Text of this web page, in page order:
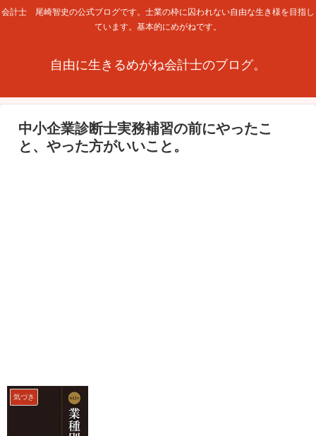
会計士 尾崎智史の公式ブログです。士業の枠に囚われない自由な生き様を目指し
ています。基本的にめがねです。
自由に生きるめがね会計士のブログ。
中小企業診断士実務補習の前にやったこ
と、やった方がいいこと。
気づき